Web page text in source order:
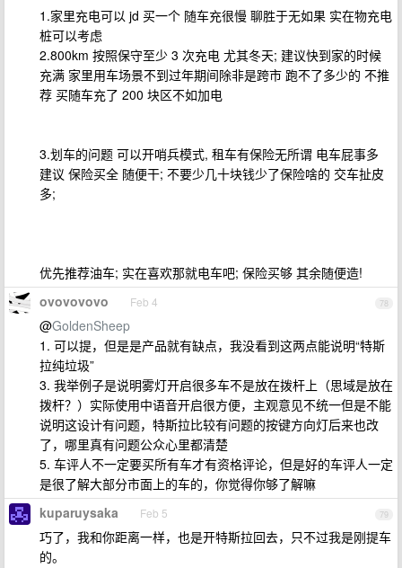
1.家里充电可以 jd 买一个 随车充很慢 聊胜于无如果 实在物充电
桩可以考虑
2.800km 按照保守至少 3 次充电 尤其冬天; 建议快到家的时候
充满 家里用车场景不到过年期间除非是跨市 跑不了多少的 不推
荐 买随车充了 200 块区不如加电
3.划车的问题 可以开哨兵模式, 租车有保险无所谓 电车屁事多
建议 保险买全 随便干; 不要少几十块钱少了保险啥的 交车扯皮
多;
优先推荐油车; 实在喜欢那就电车吧; 保险买够 其余随便造!
78
ovovovovo Feb 4
@GoldenSheep
1. 可以提，但是是产品就有缺点，我没看到这两点能说明“特斯
拉纯垃圾”
3. 我举例子是说明雾灯开启很多车不是放在拨杆上（思域是放在
拨杆？）实际使用中语音开启很方便，主观意见不统一但是不能
说明这设计有问题，特斯拉比较有问题的按键方向灯后来也改
了，哪里真有问题公众心里都清楚
5. 车评人不一定要买所有车才有资格评论，但是好的车评人一定
是很了解大部分市面上的车的，你觉得你够了解嘛
79
kuparuysaka Feb 5
巧了，我和你距离一样，也是开特斯拉回去，只不过我是刚提车
的。